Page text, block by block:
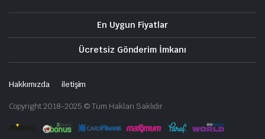
En Uygun Fiyatlar
Ücretsiz Gönderim İmkanı
Hakkımızda iletişim
Copyright 2018-2025 © Tüm Hakları Saklıdır